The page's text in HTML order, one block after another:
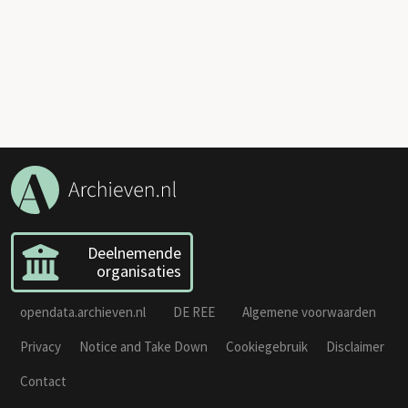
Deelnemende
organisaties
opendata.archieven.nl DE REE
Algemene voorwaarden
Privacy
Notice and Take Down Cookiegebruik
Disclaimer
Contact